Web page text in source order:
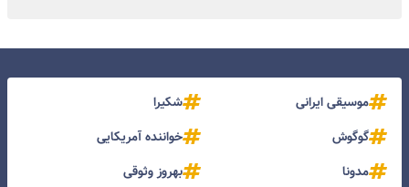
موسیقی ایرانی
شکیرا
گوگوش
خواننده آمریکایی
مدونا
بهروز وثوقی